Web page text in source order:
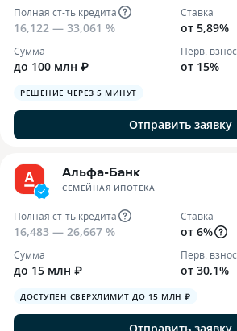
Полная ст-ть кредита
16,122 — 33,061 %
Ставка
от 5,89%
Сумма
до 100 млн ₽
Перв. взнос
от 15%
РЕШЕНИЕ ЧЕРЕЗ 5 МИНУТ
Отправить заявку
Альфа-Банк
СЕМЕЙНАЯ ИПОТЕКА
Полная ст-ть кредита
16,483 — 26,667 %
Ставка
от 6%
Сумма
до 15 млн ₽
Перв. взнос
от 30,1%
ДОСТУПЕН СВЕРХЛИМИТ ДО 15 МЛН ₽